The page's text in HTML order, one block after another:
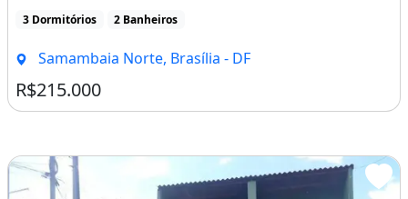
3 Dormitórios 2 Banheiros
Samambaia Norte, Brasília - DF
R$215.000